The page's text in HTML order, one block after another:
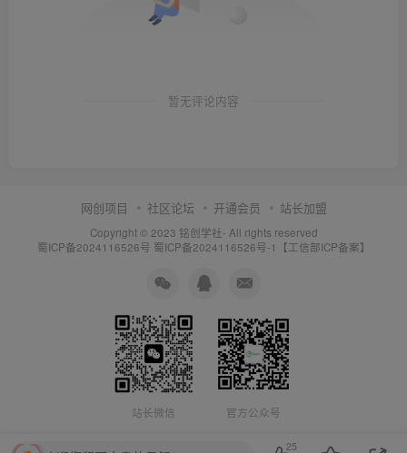
暂无评论内容
网创项目 社区论坛 开通会员 站长加盟
Copyright © 2023 铭创学社- All rights reserved
蜀ICP备2024116526号 蜀ICP备2024116526号-1【工信部ICP备案】
站长微信 官方公众号
25